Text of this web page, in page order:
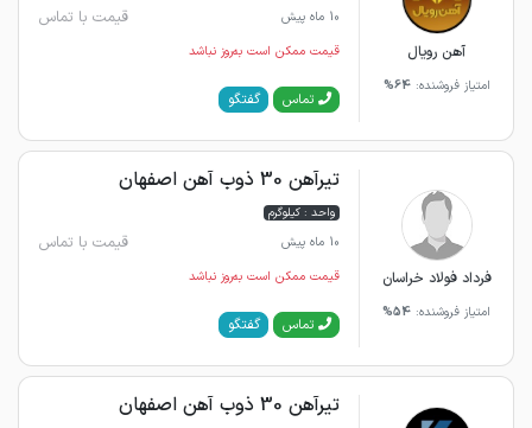
آهن رویال
امتیاز فروشنده:64%
10 ماه پیش
قیمت با تماس
قیمت ممکن است به‌روز نباشد
تماس گفتگو
فرداد فولاد خراسان
امتیاز فروشنده: 54%
تیرآهن 30 ذوب آهن اصفهان
واحد : کیلوگرم
10 ماه پیش
قیمت با تماس
قیمت ممکن است به‌روز نباشد
تماس گفتگو
تیرآهن 30 ذوب آهن اصفهان